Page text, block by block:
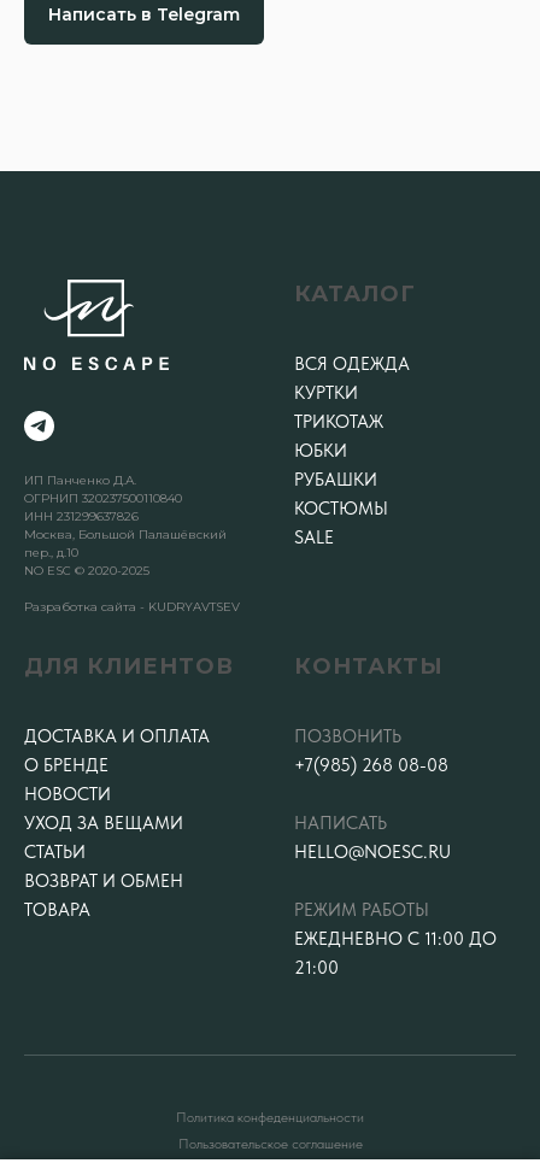
Написать в Telegram
ИП Панченко Д.А.
ОГРНИП 320237500110840
ИНН 231299637826
Москва, Большой Палашёвский
пер., д.10
NO ESC © 2020-2025
Разработка сайта - KUDRYAVTSEV
КАТАЛОГ
ВСЯ ОДЕЖДА
КУРТКИ
ТРИКОТАЖ
ЮБКИ
РУБАШКИ
КОСТЮМЫ
SALE
ДЛЯ КЛИЕНТОВ
ДОСТАВКА И ОПЛАТА
О БРЕНДЕ
НОВОСТИ
УХОД ЗА ВЕЩАМИ
СТАТЬИ
ВОЗВРАТ И ОБМЕН
ТОВАРА
КОНТАКТЫ
ПОЗВОНИТЬ
+7(985) 268 08-08
НАПИСАТЬ
HELLO@NOESC.RU
РЕЖИМ РАБОТЫ
ЕЖЕДНЕВНО С 11:00 ДО
21:00
Политика конфеденциальности
Пользовательское соглашение